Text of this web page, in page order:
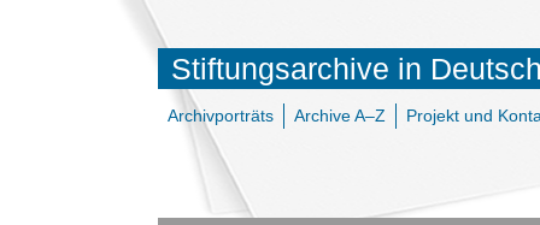
Stiftungsarchive in
Archivporträts Archive A–Z Projekt und